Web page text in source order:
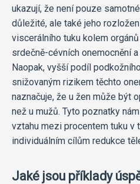
ukazují, že není pouze
důležité, ale také jeho
viscerálního tuku kolem
srdečně-cévních onemocnění
Naopak, vyšší podíl
snižovaným rizikem těchto
naznačuje, že u žen může být
než u mužů. Tyto poznatky
vztahu mezi procentem tuku v
individuálním cílům redukce
Jaké jsou příklady